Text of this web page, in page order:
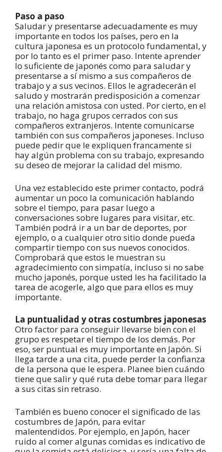
Paso a paso
Saludar y presentarse adecuadamente es muy
importante en todos los países, pero en la
cultura japonesa es un protocolo fundamental, y
por lo tanto es el primer paso. Intente aprender
lo suficiente de japonés como para saludar y
presentarse a sí mismo a sus compañeros de
trabajo y a sus vecinos. Ellos le agradecerán el
saludo y mostrarán predisposición a comenzar
una relación amistosa con usted. Por cierto, en el
trabajo, no haga grupos cerrados con sus
compañeros extranjeros. Intente comunicarse
también con sus compañeros japoneses. Incluso
puede pedir que le expliquen francamente si
hay algún problema con su trabajo, expresando
su deseo de mejorar la calidad del mismo.
Una vez establecido este primer contacto, podrá
aumentar un poco la comunicación hablando
sobre el tiempo, para pasar luego a
conversaciones sobre lugares para visitar, etc.
También podrá ir a un bar de deportes, por
ejemplo, o a cualquier otro sitio donde pueda
compartir tiempo con sus nuevos conocidos.
Comprobará que estos le muestran su
agradecimiento con simpatía, incluso si no sabe
mucho japonés, porque usted les ha facilitado la
tarea de acogerle, algo que para ellos es muy
importante.
La puntualidad y otras costumbres japonesas
Otro factor para conseguir llevarse bien con el
grupo es respetar el tiempo de los demás. Por
eso, ser puntual es muy importante en Japón. Si
llega tarde a una cita, puede perder la confianza
de la persona que le espera. Planee bien cuándo
tiene que salir y qué ruta debe tomar para llegar
a sus citas sin retraso.
También es bueno conocer el significado de las
costumbres de Japón, para evitar
malentendidos. Por ejemplo, en Japón, hacer
ruido al comer algunas comidas es indicativo de